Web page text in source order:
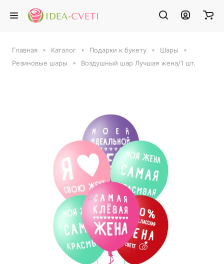
Главная Каталог Подарки к букету
Шары
Резиновые шары
Воздушный шар Лучшая жена/1 шт.